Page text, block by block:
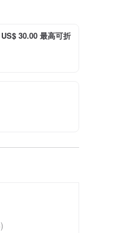
30.00 最高可折